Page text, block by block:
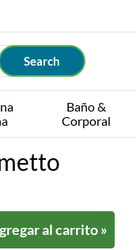
Baño &
Corporal
al carrito »